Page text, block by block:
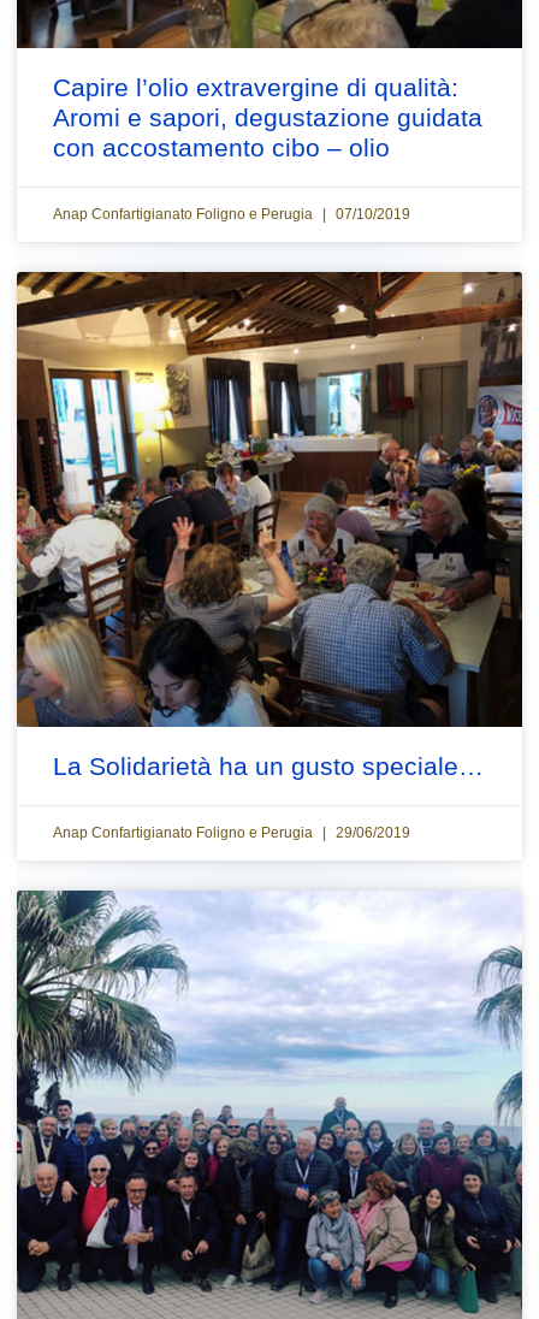
Capire l’olio extravergine di qualità:
Aromi e sapori, degustazione guidata
con accostamento cibo – olio
Anap Confartigianato Foligno e Perugia 07/10/2019
La Solidarietà ha un gusto speciale…
Anap Confartigianato Foligno e Perugia 29/06/2019